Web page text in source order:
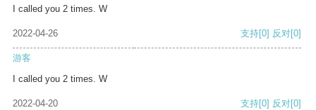
I called you 2 times. W
2022-04-26 支持[0] 反对[0]
游客
I called you 2 times. W
2022-04-20 支持[0] 反对[0]